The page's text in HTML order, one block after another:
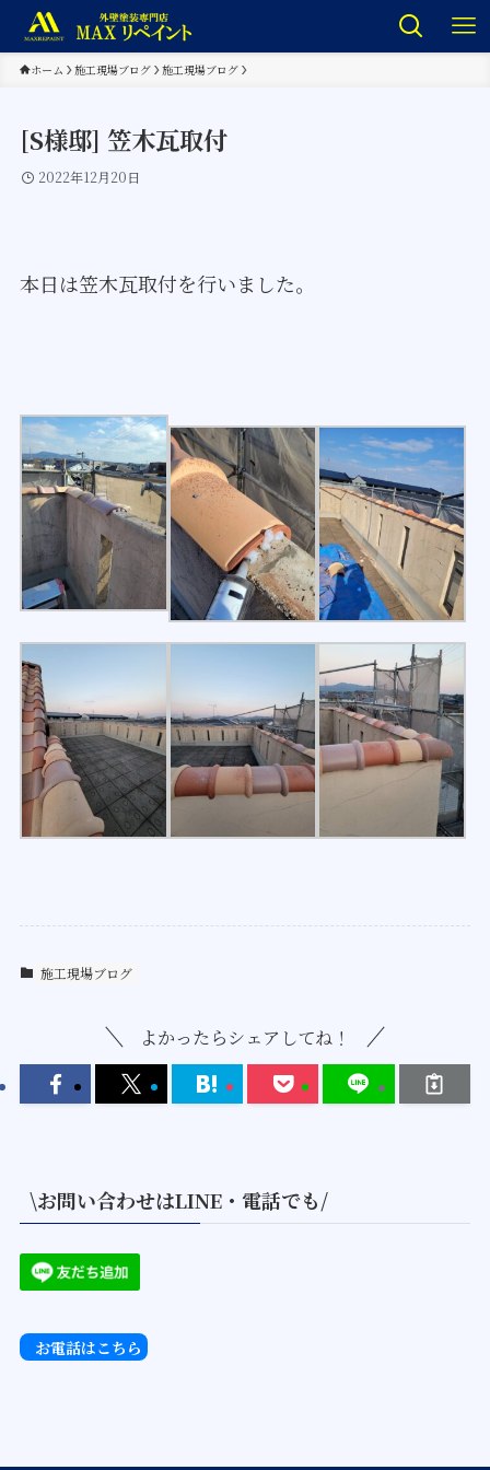
ホーム 施工現場ブログ 施工現場ブログ
[S様邸] 笠木瓦取付
2022年12月20日
本日は笠木瓦取付を行いました。
施工現場ブログ
よかったらシェアしてね！
\お問い合わせはLINE・電話でも/
お電話はこちら